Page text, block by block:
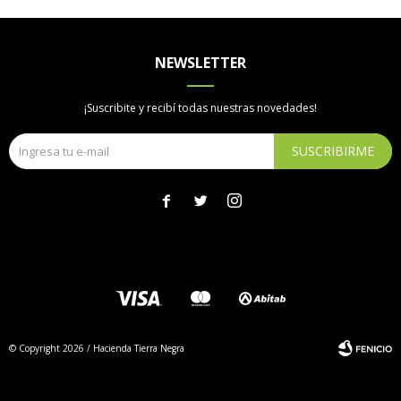
NEWSLETTER
¡Suscribite y recibí todas nuestras novedades!
SUSCRIBIRME
  
© Copyright 2026 / Hacienda Tierra Negra